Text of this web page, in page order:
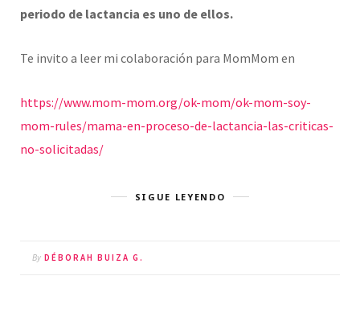
periodo de lactancia es uno de ellos.
Te invito a leer mi colaboración para MomMom en
https://www.mom-mom.org/ok-mom/ok-mom-soy-
mom-rules/mama-en-proceso-de-lactancia-las-criticas-
no-solicitadas/
SIGUE LEYENDO
By DÉBORAH BUIZA G.